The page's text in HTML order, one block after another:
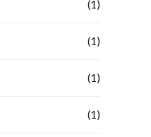
(1)
(1)
(1)
(1)